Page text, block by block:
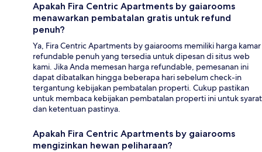
Apakah Fira Centric Apartments by gaiarooms
menawarkan pembatalan gratis untuk refund
penuh?
Ya, Fira Centric Apartments by gaiarooms memiliki harga kamar
refundable penuh yang tersedia untuk dipesan di situs web
kami. Jika Anda memesan harga refundable, pemesanan ini
dapat dibatalkan hingga beberapa hari sebelum check-in
tergantung kebijakan pembatalan properti. Cukup pastikan
untuk membaca kebijakan pembatalan properti ini untuk syarat
dan ketentuan pastinya.
Apakah Fira Centric Apartments by gaiarooms
mengizinkan hewan peliharaan?